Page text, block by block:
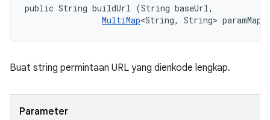
public String buildUrl (String baseUrl,
MultiMap<String, String> paramMap)
Buat string permintaan URL yang dienkode lengkap.
Parameter